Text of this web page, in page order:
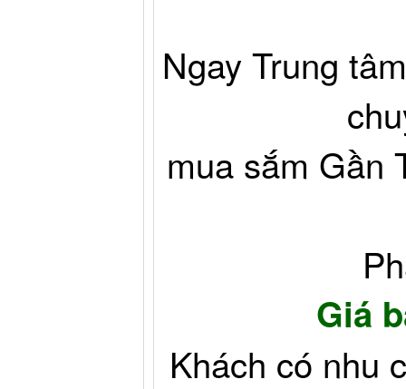
Ngay Trung
mua sắm Gần
Giá
Khách có nhu